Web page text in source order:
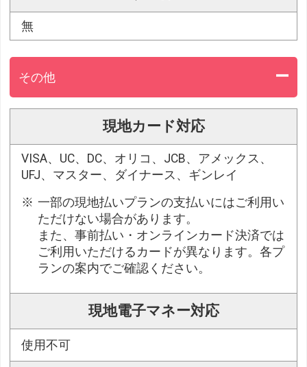
無
その他
現地カード対応
VISA、UC、DC、オリコ、JCB、アメックス、
UFJ、マスター、ダイナース、ギンレイ
一部の現地払いプランの支払いにはご利用い
ただけない場合があります。
また、事前払い・オンラインカード決済では
ご利用いただけるカードが異なります。各プ
ランの案内でご確認ください。
現地電子マネー対応
使用不可